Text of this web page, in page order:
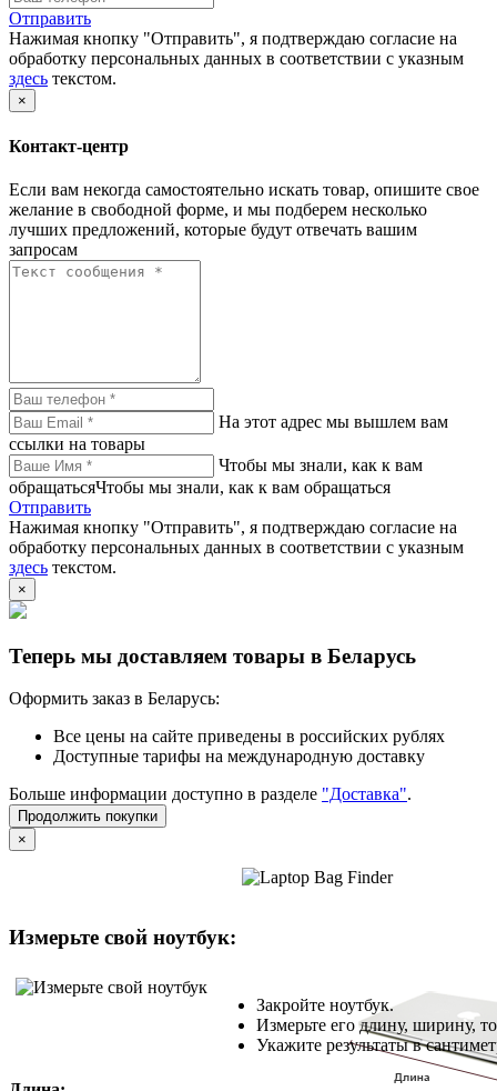
Отправить
Нажимая кнопку "Отправить", я подтверждаю согласие на
обработку персональных данных в соответствии с указным
здесь текстом.
×
Контакт-центр
Если вам некогда самостоятельно искать товар, опишите свое
желание в свободной форме, и мы подберем несколько
лучших предложений, которые будут отвечать вашим
запросам
На этот адрес мы вышлем вам
ссылки на товары
Чтобы мы знали, как к вам
обращатьсяЧтобы мы знали, как к вам обращаться
Отправить
Нажимая кнопку "Отправить", я подтверждаю согласие на
обработку персональных данных в соответствии с указным
здесь текстом.
×
Теперь мы доставляем товары в Беларусь
Оформить заказ в Беларусь:
Все цены на сайте приведены в российских рублях
Доступные тарифы на международную доставку
Больше информации доступно в разделе "Доставка".
Продолжить покупки
×
Измерьте свой ноутбук:
Закройте ноутбук.
Измерьте его длину, ширину,
Укажите результаты в